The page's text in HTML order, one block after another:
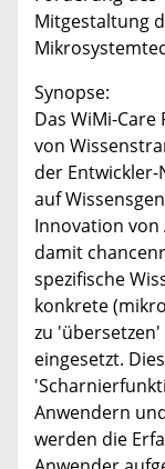
Mitgestaltung
Synopse:
Das WiMi-
von
der
auf
Innovation
damit
spezifische
konkrete
zu
eingesetzt.
Anwendern
werden die